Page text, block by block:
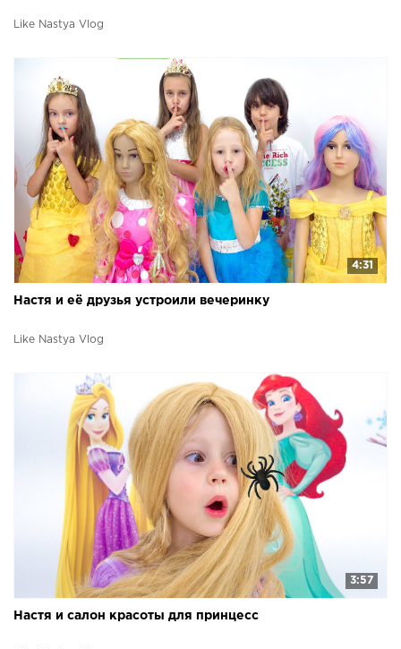
Like Nastya Vlog
4:31
Настя и её друзья устроили вечеринку
Like Nastya Vlog
3:57
Настя и салон красоты для принцесс